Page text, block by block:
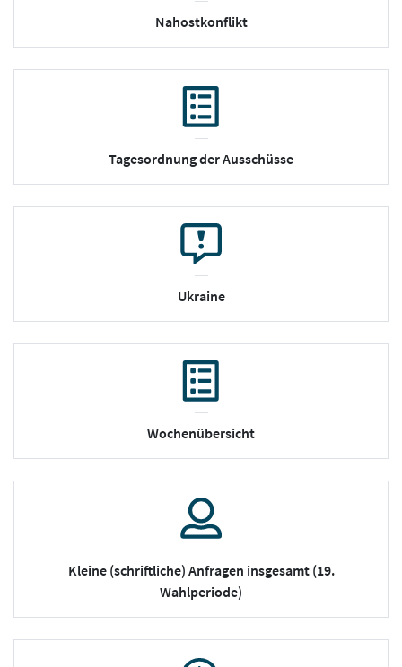
Nahostkonflikt
Tagesordnung der Ausschüsse
Ukraine
Wochenübersicht
Kleine (schriftliche) Anfragen insgesamt (19.
Wahlperiode)